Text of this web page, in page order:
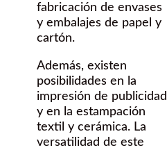
fabricación de envases
y embalajes de papel y
cartón.
Además, existen
posibilidades en la
impresión de publicidad
y en la estampación
textil y cerámica. La
versatilidad de este